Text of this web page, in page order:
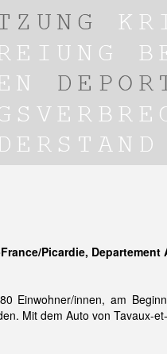
Picardie, Departement
Einwohner/innen, am
Mit dem Auto von Tavaux-